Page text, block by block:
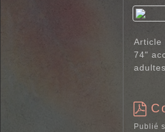
Article
74"
p
Publié